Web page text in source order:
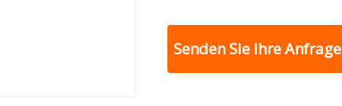
Senden Sie Ihre Anfrage